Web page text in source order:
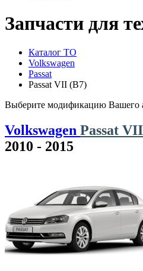
Запчасти для
Каталог ТО
Volkswagen
Passat
Passat VII (B7)
Выберите модификацию Вашего
Volkswagen Passat
2010 - 2015